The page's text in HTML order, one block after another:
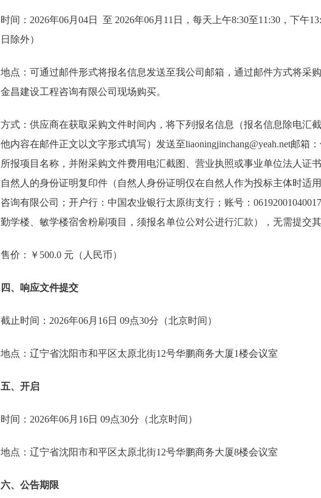
时间：2026年06月04日 至 2026年06月11日，每天上午8:30至11:30，下午
日除外）
地点：可通过邮件形式将报名信息发送至我公司邮箱，通过邮件方式将采
金昌建设工程咨询有限公司现场购买。
方式：供应商在获取采购文件时间内，将下列报名信息（报名信息除电汇
他内容在邮件正文以文字形式填写）发送至liaoningjinchang@yeah.net邮箱
所报项目名称，并附采购文件费用电汇截图、营业执照或事业单位法人证
自然人的身份证明复印件（自然人身份证明仅在自然人作为投标主体时适
咨询有限公司；开户行：中国农业银行太原街支行；账号：
勤学楼、敏学楼宿舍粉刷项目，须报名单位公对公进行汇款），无需提交其
售价：￥500.0 元（人民币）
四、响应文件提交
截止时间：2026年06月16日 09点30分（北京时间）
地点：辽宁省沈阳市和平区太原北街12号华鹏商务大厦1楼会议室
五、开启
时间：2026年06月16日 09点30分（北京时间）
地点：辽宁省沈阳市和平区太原北街12号华鹏商务大厦8楼会议室
六、公告期限